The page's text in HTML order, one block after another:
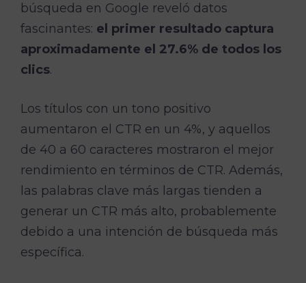
búsqueda en Google reveló datos
fascinantes: el primer resultado captura
aproximadamente el 27.6% de todos los
clics.
Los títulos con un tono positivo
aumentaron el CTR en un 4%, y aquellos
de 40 a 60 caracteres mostraron el mejor
rendimiento en términos de CTR. Además,
las palabras clave más largas tienden a
generar un CTR más alto, probablemente
debido a una intención de búsqueda más
específica.